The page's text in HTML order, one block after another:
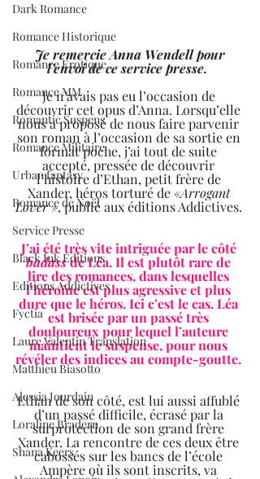
Dark Romance
Romance Historique
Romance Erotique
Romance MM
Romantic Suspens
Romance Militaire
Urban fantasy
Romance de Noël
Service Presse
Black Ink Editions
Editions Addictives
Fyctia
Laure Valentin Translation
Matthieu Biasotto
Alessia Jourdain
Loraline Bradern
Shana Keers
l’envoi de ce service presse.
Je n’avais pas eu l’occasion de
découvrir cet opus d’Anna. Lorsqu’elle
nous a proposé de nous faire parvenir
son roman à l’occasion de sa sortie en
format poche, j’ai tout de suite
accepté, pressée de découvrir
l’histoire d’Ethan, petit frère de
Xander, héros torturé de «Arrogant
Lover », publié aux éditions Addictives.
J’ai été très vite intriguée par le côté
badass de Léa. Il est plutôt rare de
lire des romances, dans lesquelles
l’héroïne est plus agressive et plus
dure que le héros. Ici c’est le cas. Léa
est brisée par un passé très
douloureux pour lequel l’auteure
maintient le suspense, pour nous
révéler des indices au compte-goutte.
Ethan de son côté, est lui aussi affublé
d’un passé difficile, écrasé par la
surprotection de son grand frère
Xander. La rencontre de ces deux être
cabossés sur les bancs de l’école
Ampère où ils sont inscrits, va